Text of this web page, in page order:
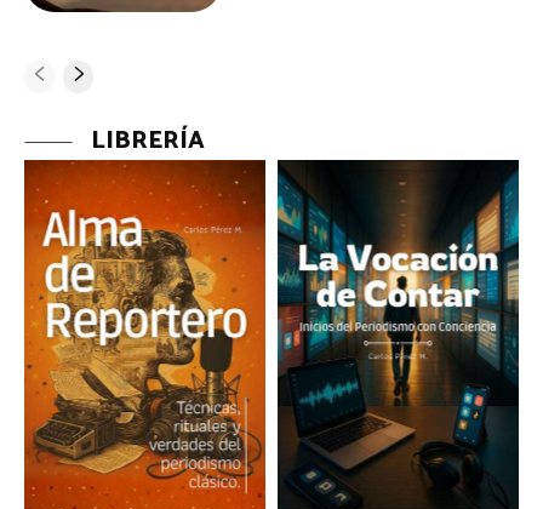
LIBRERÍA